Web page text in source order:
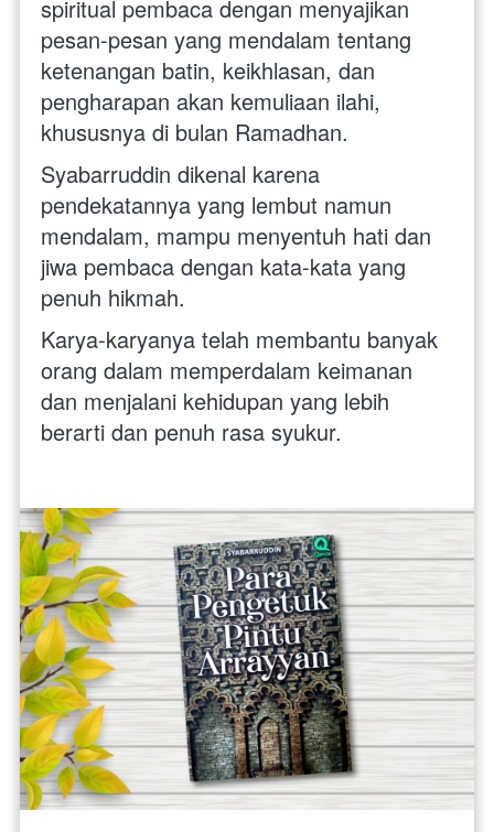
spiritual pembaca dengan menyajikan
pesan-pesan yang mendalam tentang
ketenangan batin, keikhlasan, dan
pengharapan akan kemuliaan ilahi,
khususnya di bulan Ramadhan.
Syabarruddin dikenal karena
pendekatannya yang lembut namun
mendalam, mampu menyentuh hati dan
jiwa pembaca dengan kata-kata yang
penuh hikmah.
Karya-karyanya telah membantu banyak
orang dalam memperdalam keimanan
dan menjalani kehidupan yang lebih
berarti dan penuh rasa syukur.